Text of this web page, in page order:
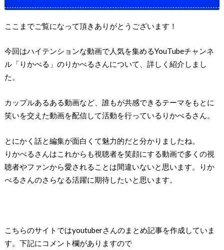
ここまでご覧になって頂きありがとうございます！
今回はハイテンションな動画で人気を集めるYouTubeチャンネ
ル「りかべる」のりかべるさんについて、詳しく紹介しまし
た。
カップルあるある動画など、誰もが共感できるテーマをもとに
笑いを交えた動画を配信して活動を行っているりかべるさん。
とにかく話と編集が面白くて魅力的だと分かりましたね。
りかべるさんはこれからも視聴者を笑顔にする動画で多くの視
聴者やファンから愛されることは間違いないと思います。りか
べるさんのさらなる活躍に期待したいと思います。
こちらのサイトではyoutuberさんのまとめ記事を作成していま
す。下記にコメント欄がありますので